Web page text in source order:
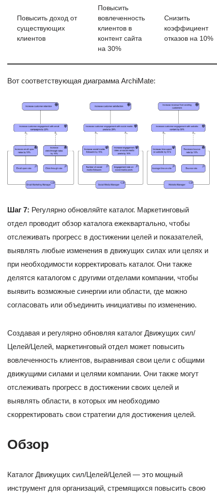
Повысить доход от
существующих
клиентов
Повысить
вовлеченность
клиентов в
контент сайта
на 30%
Снизить
коэффициент
отказов на 10%
Вот соответствующая диаграмма ArchiMate:
Шаг 7: Регулярно обновляйте каталог. Маркетинговый
отдел проводит обзор каталога ежеквартально, чтобы
отслеживать прогресс в достижении целей и показателей,
выявлять любые изменения в движущих силах или целях и
при необходимости корректировать каталог. Они также
делятся каталогом с другими отделами компании, чтобы
выявить возможные синергии или области, где можно
согласовать или объединить инициативы по изменению.
Создавая и регулярно обновляя каталог Движущих сил/
Целей/Целей, маркетинговый отдел может повысить
вовлеченность клиентов, выравнивая свои цели с общими
движущими силами и целями компании. Они также могут
отслеживать прогресс в достижении своих целей и
выявлять области, в которых им необходимо
скорректировать свои стратегии для достижения целей.
Обзор
Каталог Движущих сил/Целей/Целей — это мощный
инструмент для организаций, стремящихся повысить свою